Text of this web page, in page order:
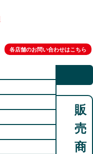
各店舗のお問い合わせはこちら
販
売
商